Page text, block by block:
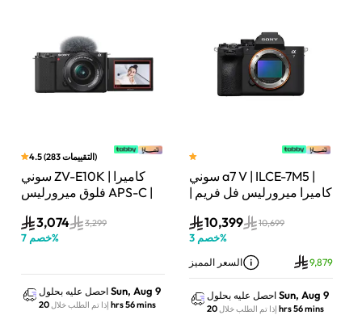
4.5(283التقييمات)
سوني ZV-E10K | كاميرا
فلوق ميرورليس APS-C |
عدسة باور زوم 16–50mm
| أسود
3,074 3,299
خصم 7 %
احصل عليه بحلول Sun, Aug 9
إذا تم الطلب خلال 20 hrs 56 mins
سوني a7 V | ILCE-7M5 |
كاميرا ميرورليس فل فريم |
الكاميرا فقط | أسود
10,399 10,699
خصم 3 %
السعر المميز 9,879
احصل عليه بحلول Sun, Aug 9
إذا تم الطلب خلال 20 hrs 56 mins